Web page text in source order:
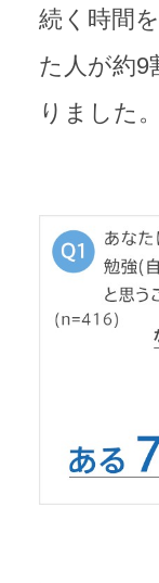
続く時間
た人が約9
りました。